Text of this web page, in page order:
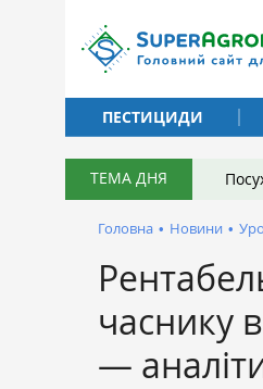
ПЕСТИЦИДИ
ТЕМА ДНЯ
Головна • Новини •
часнику
—